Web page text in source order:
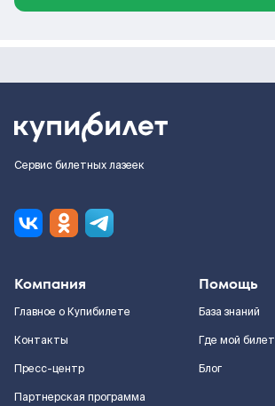
Сервис билетных лазеек
Компания
Главное о Купибилете
Контакты
Пресс-центр
Партнерская программа
Помощь
База знаний
Где мой билет
Блог